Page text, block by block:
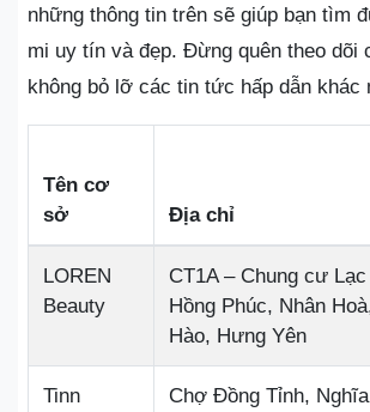
những thông tin trên sẽ giúp bạn tìm
mi uy tín và đẹp. Đừng quên theo dõi
không bỏ lỡ các tin tức hấp dẫn khác
Tên cơ
sở
Địa chỉ
LOREN
Beauty
CT1A – Chung cư Lạc
Hồng Phúc, Nhân
Hào, Hưng Yên
Tinn
Chợ Đồng Tỉnh,